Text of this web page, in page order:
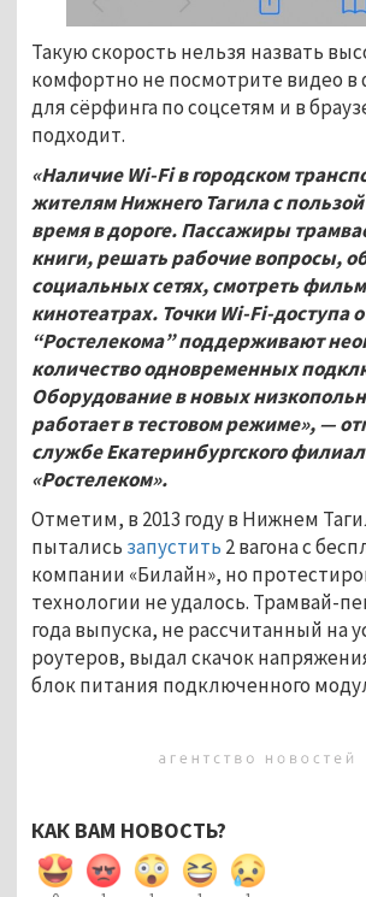
Такую скорость нельзя назвать
комфортно не посмотрите видео в
для сёрфинга по соцсетям и в
подходит.
«Наличие Wi-Fi в городском
жителям Нижнего Тагила с
время в дороге. Пассажиры
книги, решать рабочие вопросы,
социальных сетях, смотреть
кинотеатрах. Точки Wi-Fi-доступа
“Ростелекома” поддерживают
количество одновременных
Оборудование в новых
работает в тестовом режиме», —
службе Екатеринбургского
«Ростелеком».
Отметим, в 2013 году в Нижнем
пытались запустить 2 вагона с
компании «Билайн», но
технологии не удалось. Трамвай-
года выпуска, не рассчитанный на
роутеров, выдал скачок
блок питания подключенного
КАК ВАМ НОВОСТЬ?